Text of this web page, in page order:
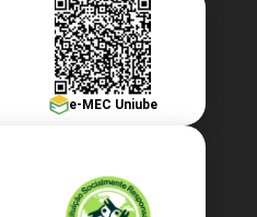
e-MEC Uniube